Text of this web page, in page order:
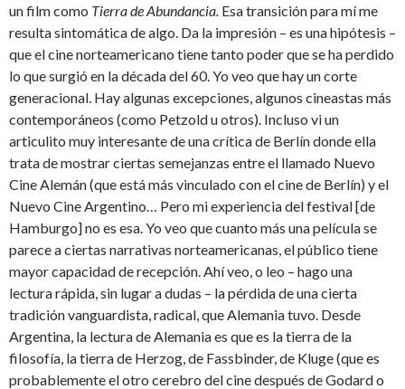
un film como Tierra de Abundancia. Esa transición para mí me
resulta sintomática de algo. Da la impresión – es una hipótesis –
que el cine norteamericano tiene tanto poder que se ha perdido
lo que surgió en la década del 60. Yo veo que hay un corte
generacional. Hay algunas excepciones, algunos cineastas más
contemporáneos (como Petzold u otros). Incluso vi un
articulito muy interesante de una crítica de Berlín donde ella
trata de mostrar ciertas semejanzas entre el llamado Nuevo
Cine Alemán (que está más vinculado con el cine de Berlín) y el
Nuevo Cine Argentino… Pero mi experiencia del festival [de
Hamburgo] no es esa. Yo veo que cuanto más una película se
parece a ciertas narrativas norteamericanas, el público tiene
mayor capacidad de recepción. Ahí veo, o leo – hago una
lectura rápida, sin lugar a dudas – la pérdida de una cierta
tradición vanguardista, radical, que Alemania tuvo. Desde
Argentina, la lectura de Alemania es que es la tierra de la
filosofía, la tierra de Herzog, de Fassbinder, de Kluge (que es
probablemente el otro cerebro del cine después de Godard o